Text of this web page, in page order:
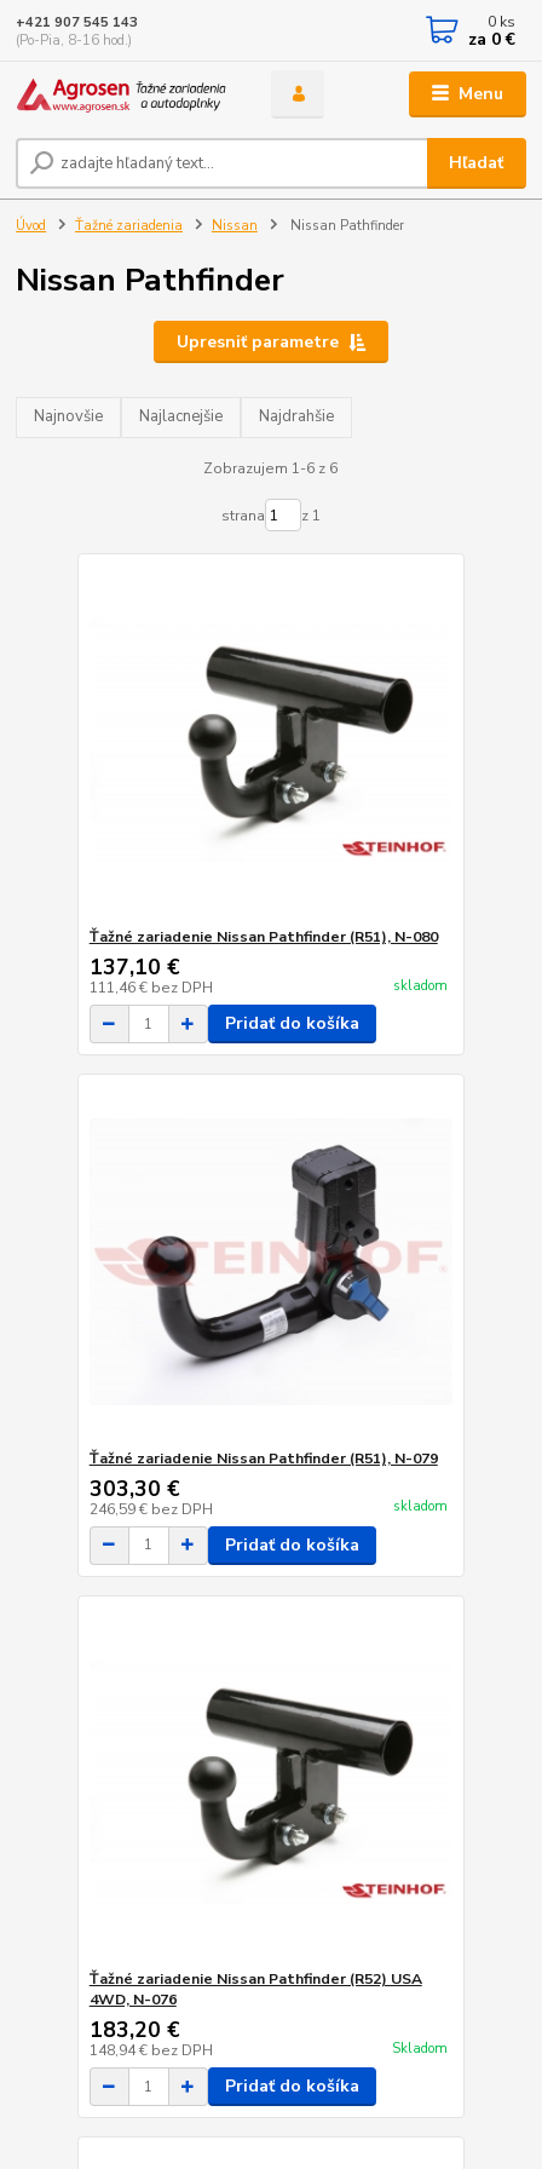
Menu
Hľadať
+421 907 545 143
(Po-Pia, 8-16 hod.)
0 ks
za 0 €
Úvod Ťažné zariadenia Nissan Nissan Pathfinder
Nissan Pathfinder
Upresniť parametre
Najnovšie Najlacnejšie Najdrahšie
Zobrazujem 1-6 z 6
strana z 1
Ťažné zariadenie Nissan Pathfinder (R51), N-080
137,10 €
111,46 € bez DPH skladom
Pridať do košíka
Ťažné zariadenie Nissan Pathfinder (R51), N-079
303,30 €
246,59 € bez DPH skladom
Pridať do košíka
Ťažné zariadenie Nissan Pathfinder (R52) USA
4WD, N-076
183,20 €
148,94 € bez DPH Skladom
Pridať do košíka